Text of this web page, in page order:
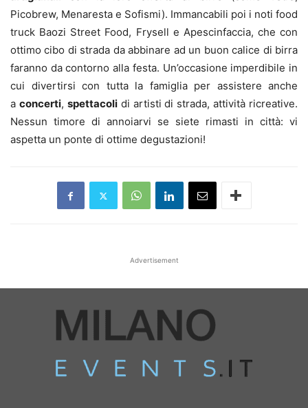
Picobrew, Menaresta e Sofismi). Immancabili poi i noti food
truck Baozi Street Food, Frysell e Apescinfaccia, che con
ottimo cibo di strada da abbinare ad un buon calice di birra
faranno da contorno alla festa. Un’occasione imperdibile in
cui divertirsi con tutta la famiglia per assistere anche
a concerti, spettacolidi artisti di strada, attività ricreative.
Nessun timore di annoiarvi se siete rimasti in città: vi
aspetta un ponte di ottime degustazioni!
Advertisement